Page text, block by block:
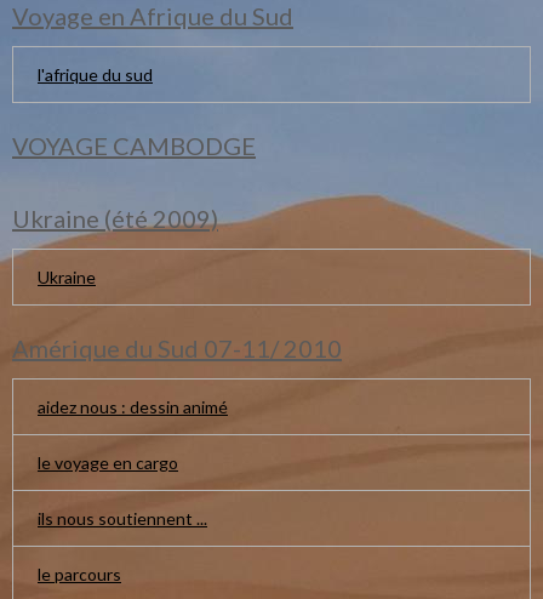
Voyage en Afrique du Sud
l'afrique du sud
VOYAGE CAMBODGE
Ukraine (été 2009)
Ukraine
Amérique du Sud 07-11/ 2010
aidez nous : dessin animé
le voyage en cargo
ils nous soutiennent ...
le parcours